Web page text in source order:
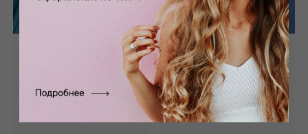
Трикотаж "Масло"
голубой ТР - 001/7
Состав: 94 % п/э, 6%
Трикотаж "Масло"
голубой ТР - 001/8
Состав: 94 % п/э, 6%
эластан